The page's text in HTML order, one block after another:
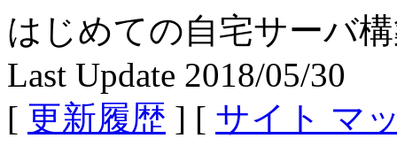
はじめての自宅サーバ構
Last Update 2018/05/30
[ 更新履歴 ] [ サイト マ